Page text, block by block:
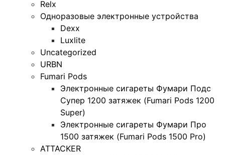
Relx
Одноразовые электронные устройства
Dexx
Luxlite
Uncategorized
URBN
Fumari Pods
Электронные сигареты Фумари Подс
Супер 1200 затяжек (Fumari Pods 1200
Super)
Электронные сигареты Фумари Про
1500 затяжек (Fumari Pods 1500 Pro)
ATTACKER